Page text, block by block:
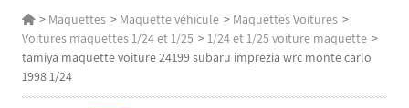
> Maquettes > Maquette véhicule > Maquettes Voitures >
Voitures maquettes 1/24 et 1/25 >1/24 et 1/25 voiture maquette >
tamiya maquette voiture 24199 subaru imprezia wrc monte carlo
1998 1/24